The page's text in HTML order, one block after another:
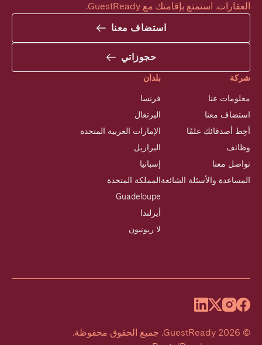
العقارات. استمتع بإقامتك مع GuestReady.
استضاف معنا
حجوزاتي
شركة
معلومات عنا
استضاف معنا
أحِط أصدقائك علمًا
وظائف
تواصل معنا
المساعدة والأسئلة الشائعة
بلدان
فرنسا
البرتغال
الإمارات العربية المتحدة
البرازيل
إسبانيا
المملكة المتحدة
Guadeloupe
أيرلندا
لا ريونيون
©
2026
GuestReady
. جميع الحقوق محفوظة.